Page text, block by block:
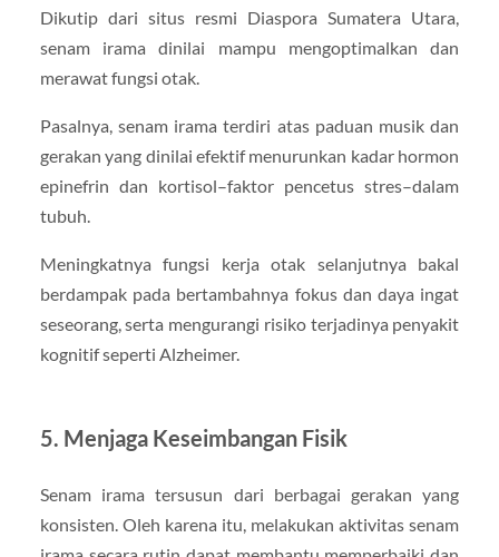
Dikutip dari situs resmi Diaspora Sumatera Utara,
senam irama dinilai mampu mengoptimalkan dan
merawat fungsi otak.
Pasalnya, senam irama terdiri atas paduan musik dan
gerakan yang dinilai efektif menurunkan kadar hormon
epinefrin dan kortisol–faktor pencetus stres–dalam
tubuh.
Meningkatnya fungsi kerja otak selanjutnya bakal
berdampak pada bertambahnya fokus dan daya ingat
seseorang, serta mengurangi risiko terjadinya penyakit
kognitif seperti Alzheimer.
5. Menjaga Keseimbangan Fisik
Senam irama tersusun dari berbagai gerakan yang
konsisten. Oleh karena itu, melakukan aktivitas senam